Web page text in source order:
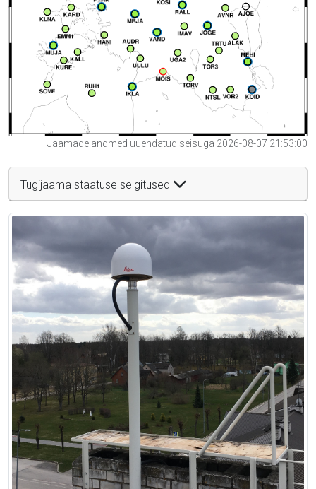
Jaamade andmed uuendatud seisuga 2026-08-07 21:53:00
Tugijaama staatuse selgitused